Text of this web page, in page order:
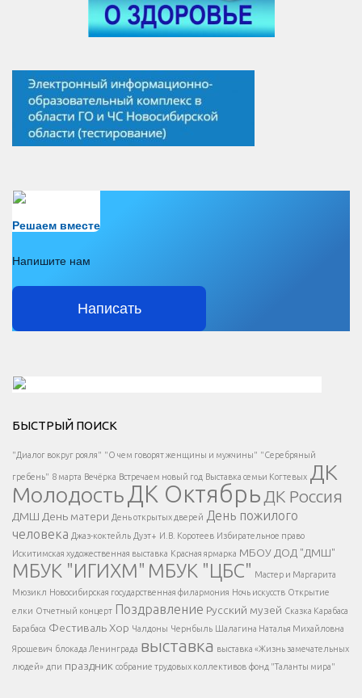
Решаем вместе
Напишите нам
Написать
Есть вопрос?
Напишите нам
</span >
Написать
</button >
</div >
</div > </div >
БЫСТРЫЙ ПОИСК
"Диалог вокруг рояля" "О чем говорят женщины и мужчины" "Серебряный
гребень" 8 марта Вечёрка Встречаем новый год Выставка семьи Когтевых ДК
МолодостьДК Октябрь ДК Россия
ДМШ День матери День открытых дверей День пожилого
человека Джаз-коктейль Дуэт+ И.В. Коротеев Избирательное право
Искитимская художественная выставка Красная ярмарка МБОУ ДОД "ДМШ"
МБУК "ИГИХМ" МБУК "ЦБС" Мастер и Маргарита
Мюзикл Новосибирская государственная филармония Ночь искусств Открытие
елки Отчетный концерт Поздравление Русский музей Сказка Карабаса
Барабаса Фестиваль Хор Чалдоны Чернбыль Шалагина Наталья Михайловна
Ярошевич блокада Ленинграда выставка выставка «Жизнь замечательных
людей» дпи праздник собрание трудовых коллективов фонд "Таланты мира"